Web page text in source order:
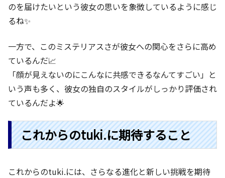
のを届けたいという彼女の思いを象徴しているように感じ
るね✨
一方で、このミステリアスさが彼女への関心をさらに高め
ているんだ📈
「顔が見えないのにこんなに共感できるなんてすごい」と
いう声も多く、彼女の独自のスタイルがしっかり評価され
ているんだよ🌟
これからのtuki.に期待すること
これからのtuki.には、さらなる進化と新しい挑戦を期待